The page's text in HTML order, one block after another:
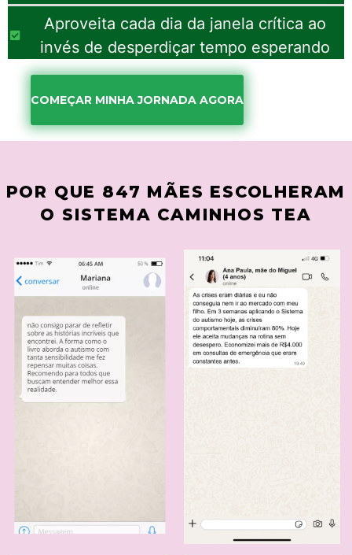
Aproveita cada dia da janela crítica ao
invés de desperdiçar tempo esperando
COMEÇAR MINHA JORNADA AGORA
POR QUE 847 MÃES ESCOLHERAM
O SISTEMA CAMINHOS TEA